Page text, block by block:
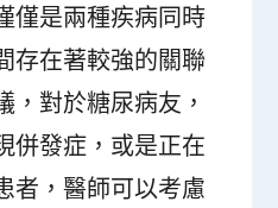
僅是兩種疾病同時
存在著較強的關聯
，對於糖尿病友，
併發症，或是正在
者，醫師可以考慮